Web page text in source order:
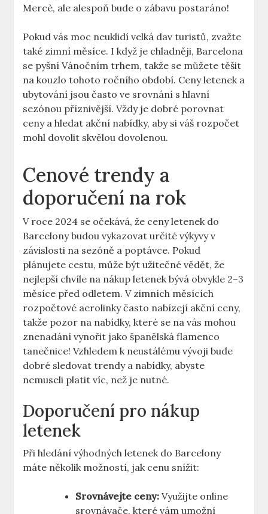
Mercè, ale alespoň bude o zábavu postaráno!
Pokud vás moc neuklidí velká dav turistů, zvažte
také zimní měsíce. I když je chladněji, Barcelona
se pyšní Vánočním trhem, takže se můžete těšit
na kouzlo tohoto ročního období. Ceny letenek a
ubytování jsou často ve srovnání s hlavní
sezónou příznivější. Vždy je dobré porovnat
ceny a hledat akční nabídky, aby si váš rozpočet
mohl dovolit skvělou dovolenou.
Cenové trendy a
doporučení na rok
V roce 2024 se očekává, že ceny letenek do
Barcelony budou vykazovat určité výkyvy v
závislosti na sezóně a poptávce. Pokud
plánujete cestu, může být užitečné vědět, že
nejlepší chvíle na nákup letenek bývá obvykle 2–3
měsíce před odletem. V zimních měsících
rozpočtové aerolinky často nabízejí akční ceny,
takže pozor na nabídky, které se na vás mohou
znenadání vynořit jako španělská flamenco
tanečnice! Vzhledem k neustálému vývoji bude
dobré sledovat trendy a nabídky, abyste
nemuseli platit víc, než je nutné.
Doporučení pro nákup
letenek
Při hledání výhodných letenek do Barcelony
máte několik možností, jak cenu snížit:
Srovnávejte ceny: Využijte online
srovnávače, které vám umožní